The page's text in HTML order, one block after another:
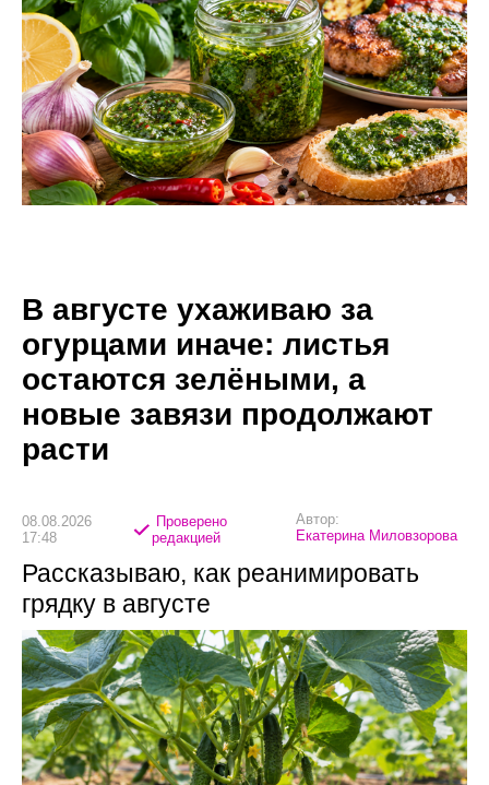
В августе ухаживаю за
огурцами иначе: листья
остаются зелёными, а
новые завязи продолжают
расти
08.08.2026
17:48
Проверено
редакцией
Автор:
Екатерина Миловзорова
Рассказываю, как реанимировать
грядку в августе